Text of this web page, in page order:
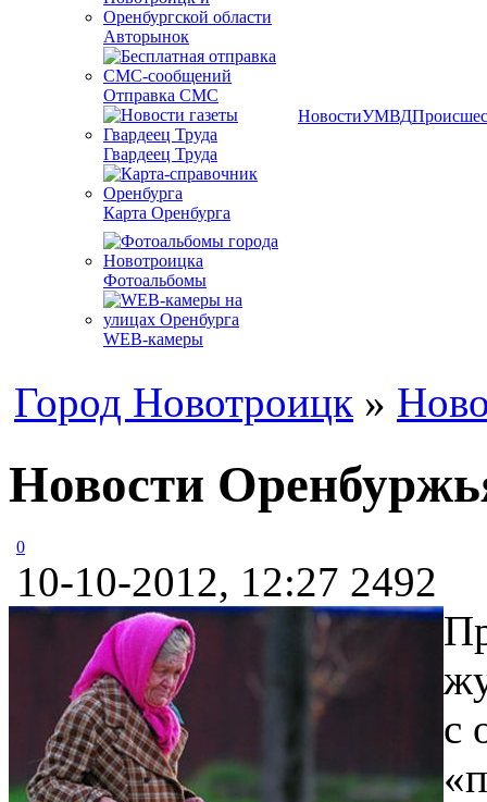
Авторынок
Отправка СМС
Гвардеец Труда
Карта Оренбурга
Фотоальбомы
WEB-камеры
НовостиУМВД
Город Новотроицк »
Новости
0
10-10-2012, 12:27 2492
с